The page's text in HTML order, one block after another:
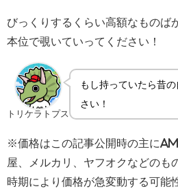
びっくりするくらい高額なものば
本位で覗いていってください！
トリケラトプス
もし持っていたら昔
さい！
※価格はこの記事公開時の主に
屋、メルカリ、ヤフオクなどのも
時期により価格が急変動する可能